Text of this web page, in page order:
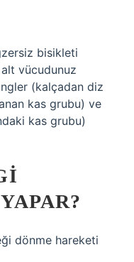
bisikleti
vücudunuz
(kalçadan diz
kas grubu) ve
kas grubu)
dönme hareketi